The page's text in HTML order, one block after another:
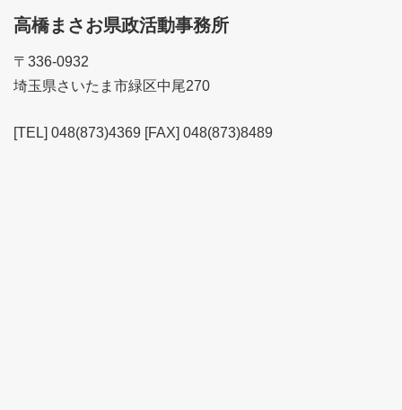
高橋まさお県政活動事務所
〒336-0932
埼玉県さいたま市緑区中尾270
[TEL] 048(873)4369 [FAX] 048(873)8489